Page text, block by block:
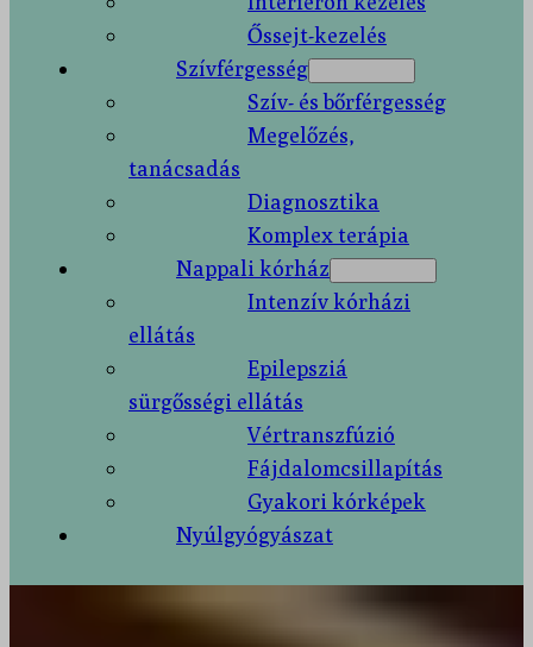
Őssejt-kezelés
Szívférgesség
Szív- és bőrférgesség
Megelőzés,
tanácsadás
Diagnosztika
Komplex terápia
Nappali kórház
Intenzív kórházi
ellátás
Epilepsziá
sürgősségi ellátás
Vértranszfúzió
Fájdalomcsillapítás
Gyakori kórképek
Nyúlgyógyászat